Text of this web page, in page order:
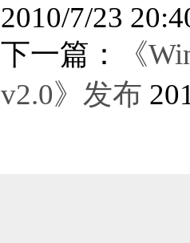
2010/7/23
下一篇：
《
v2.0》发布